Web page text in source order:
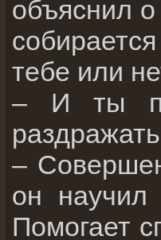
объяснил
тебе или
– И ты
–
он
Помогает